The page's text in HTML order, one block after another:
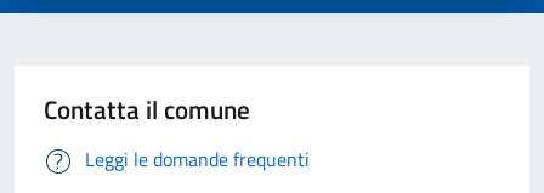
Contatta il comune
Leggi le domande frequenti